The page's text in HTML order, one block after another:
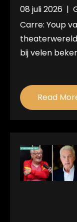
08 juli 2026 |
Carre: Youp
theaterwereld
bij velen
Read